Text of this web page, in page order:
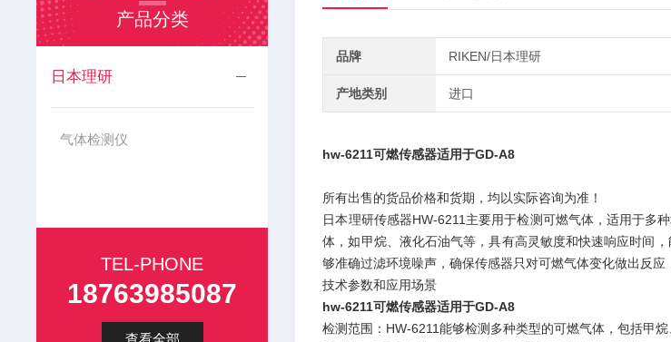
产品分类
日本理研
气体检测仪
TEL-PHONE
18763985087
查看全部
品牌 RIKEN/日本理研
产地类别 进口
hw-6211可燃传感器适用于GD-A8
所有出售的货品价格和货期，均以实际咨询为准！
日本理研传感器HW-6211主要用于检测可燃气体，适用于多
体，如甲烷、液化石油气等，具有高灵敏度和快速响应时间
够准确过滤环境噪声，确保传感器只对可燃气体变化做出反
技术参数和应用场景
hw-6211可燃传感器适用于GD-A8
检测范围‌：HW-6211能够检测多种类型的可燃气体，包括甲烷